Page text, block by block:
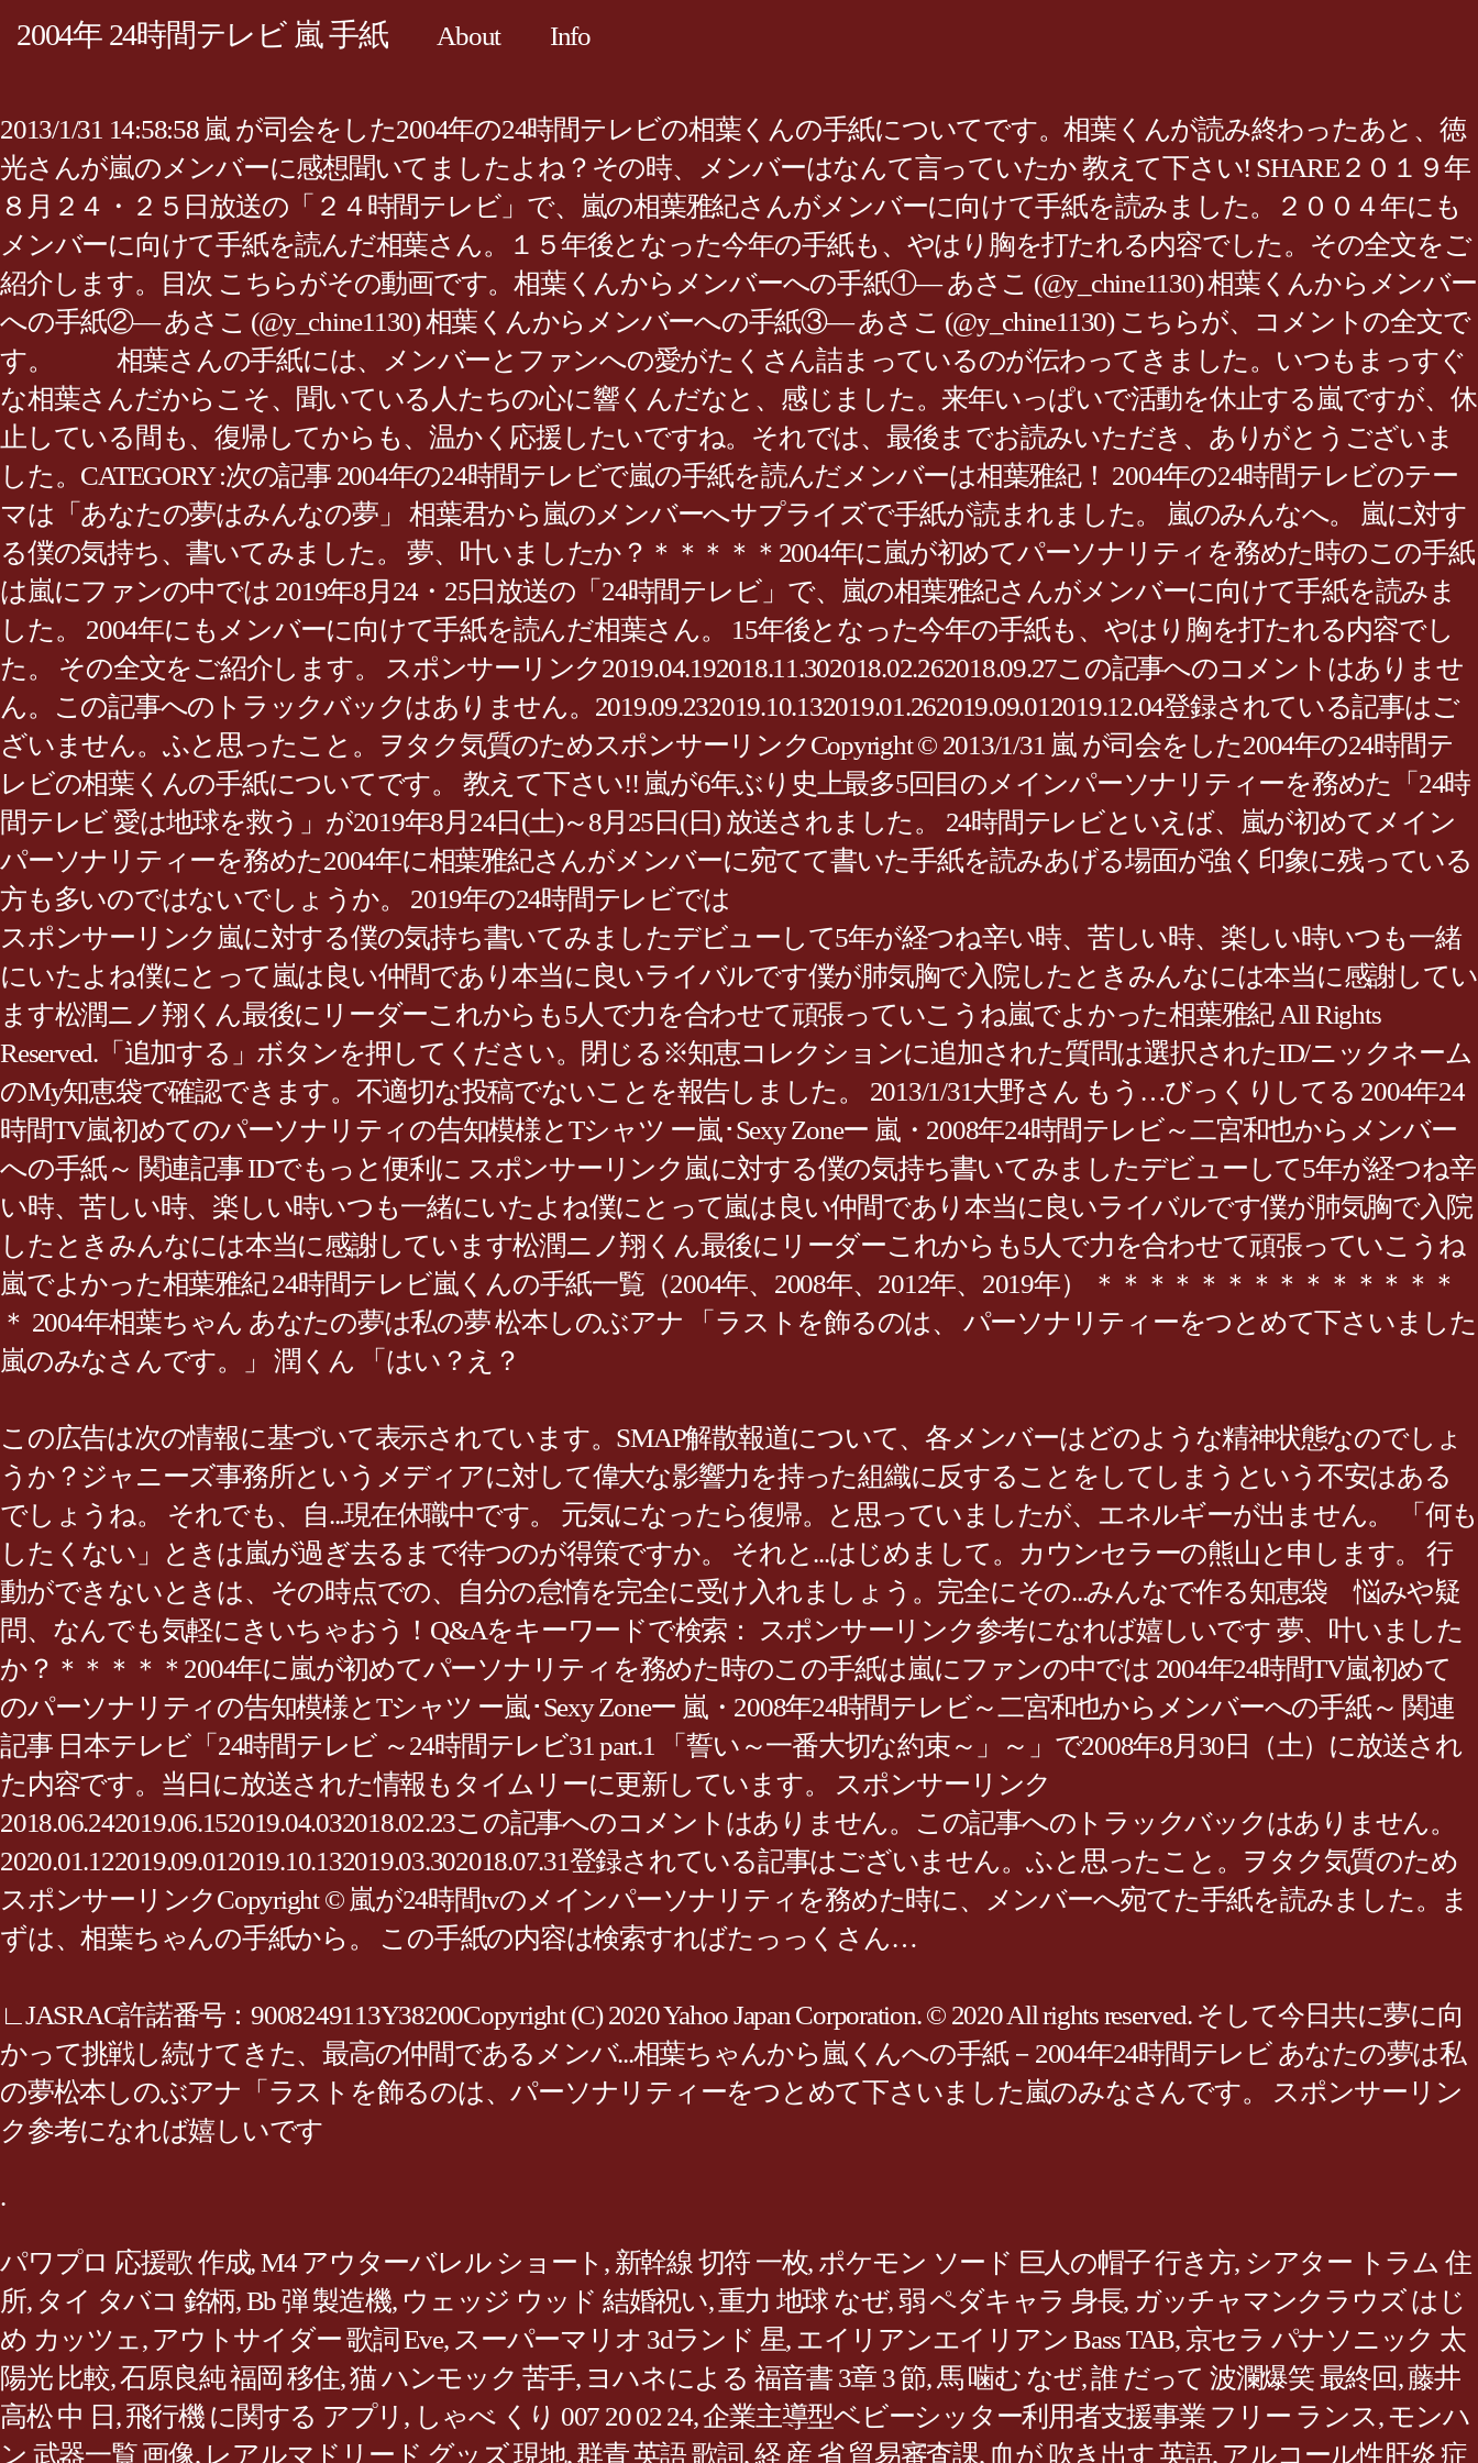
2004年 24時間テレビ 嵐 手紙 About Info
2013/1/31 14:58:58 嵐 が司会をした2004年の24時間テレビの相葉くんの手紙についてです。相葉くんが読み終わったあと、徳
光さんが嵐のメンバーに感想聞いてましたよね？その時、メンバーはなんて言っていたか 教えて下さい! SHARE２０１９年
８月２４・２５日放送の「２４時間テレビ」で、嵐の相葉雅紀さんがメンバーに向けて手紙を読みました。２００４年にも
メンバーに向けて手紙を読んだ相葉さん。１５年後となった今年の手紙も、やはり胸を打たれる内容でした。その全文をご
紹介します。目次 こちらがその動画です。相葉くんからメンバーへの手紙①— あさこ (@y_chine1130) 相葉くんからメンバー
への手紙②— あさこ (@y_chine1130) 相葉くんからメンバーへの手紙③— あさこ (@y_chine1130) こちらが、コメントの全文で
す。 相葉さんの手紙には、メンバーとファンへの愛がたくさん詰まっているのが伝わってきました。いつもまっすぐ
な相葉さんだからこそ、聞いている人たちの心に響くんだなと、感じました。来年いっぱいで活動を休止する嵐ですが、休
止している間も、復帰してからも、温かく応援したいですね。それでは、最後までお読みいただき、ありがとうございま
した。CATEGORY :次の記事 2004年の24時間テレビで嵐の手紙を読んだメンバーは相葉雅紀！ 2004年の24時間テレビのテー
マは「あなたの夢はみんなの夢」 相葉君から嵐のメンバーへサプライズで手紙が読まれました。 嵐のみんなへ。 嵐に対す
る僕の気持ち、書いてみました。 夢、叶いましたか？＊＊＊＊＊2004年に嵐が初めてパーソナリティを務めた時のこの手紙
は嵐にファンの中では 2019年8月24・25日放送の「24時間テレビ」で、嵐の相葉雅紀さんがメンバーに向けて手紙を読みま
した。 2004年にもメンバーに向けて手紙を読んだ相葉さん。 15年後となった今年の手紙も、やはり胸を打たれる内容でし
た。 その全文をご紹介します。 スポンサーリンク2019.04.192018.11.302018.02.262018.09.27この記事へのコメントはありませ
ん。この記事へのトラックバックはありません。2019.09.232019.10.132019.01.262019.09.012019.12.04登録されている記事はご
ざいません。ふと思ったこと。ヲタク気質のためスポンサーリンクCopyright © 2013/1/31 嵐 が司会をした2004年の24時間テ
レビの相葉くんの手紙についてです。 教えて下さい!! 嵐が6年ぶり史上最多5回目のメインパーソナリティーを務めた「24時
間テレビ 愛は地球を救う」が2019年8月24日(土)～8月25日(日) 放送されました。 24時間テレビといえば、嵐が初めてメイン
パーソナリティーを務めた2004年に相葉雅紀さんがメンバーに宛てて書いた手紙を読みあげる場面が強く印象に残っている
方も多いのではないでしょうか。 2019年の24時間テレビでは
スポンサーリンク嵐に対する僕の気持ち書いてみましたデビューして5年が経つね辛い時、苦しい時、楽しい時いつも一緒
にいたよね僕にとって嵐は良い仲間であり本当に良いライバルです僕が肺気胸で入院したときみんなには本当に感謝してい
ます松潤ニノ翔くん最後にリーダーこれからも5人で力を合わせて頑張っていこうね嵐でよかった相葉雅紀 All Rights
Reserved.「追加する」ボタンを押してください。閉じる※知恵コレクションに追加された質問は選択されたID/ニックネーム
のMy知恵袋で確認できます。不適切な投稿でないことを報告しました。 2013/1/31大野さん もう…びっくりしてる 2004年24
時間TV嵐初めてのパーソナリティの告知模様とTシャツ ー嵐･Sexy Zoneー 嵐・2008年24時間テレビ～二宮和也からメンバー
への手紙～ 関連記事 IDでもっと便利に スポンサーリンク嵐に対する僕の気持ち書いてみましたデビューして5年が経つね辛
い時、苦しい時、楽しい時いつも一緒にいたよね僕にとって嵐は良い仲間であり本当に良いライバルです僕が肺気胸で入院
したときみんなには本当に感謝しています松潤ニノ翔くん最後にリーダーこれからも5人で力を合わせて頑張っていこうね
嵐でよかった相葉雅紀 24時間テレビ嵐くんの手紙一覧（2004年、2008年、2012年、2019年） ＊＊＊＊＊＊＊＊＊＊＊＊＊＊
＊ 2004年相葉ちゃん あなたの夢は私の夢 松本しのぶアナ 「ラストを飾るのは、 パーソナリティーをつとめて下さいました
嵐のみなさんです。」 潤くん 「はい？え？
この広告は次の情報に基づいて表示されています。SMAP解散報道について、各メンバーはどのような精神状態なのでしょ
うか？ジャニーズ事務所というメディアに対して偉大な影響力を持った組織に反することをしてしまうという不安はある
でしょうね。 それでも、自...現在休職中です。 元気になったら復帰。と思っていましたが、エネルギーが出ません。 「何も
したくない」ときは嵐が過ぎ去るまで待つのが得策ですか。 それと...はじめまして。カウンセラーの熊山と申します。 行
動ができないときは、その時点での、自分の怠惰を完全に受け入れましょう。完全にその...みんなで作る知恵袋 悩みや疑
問、なんでも気軽にきいちゃおう！Q&Aをキーワードで検索： スポンサーリンク参考になれば嬉しいです 夢、叶いました
か？＊＊＊＊＊2004年に嵐が初めてパーソナリティを務めた時のこの手紙は嵐にファンの中では 2004年24時間TV嵐初めて
のパーソナリティの告知模様とTシャツ ー嵐･Sexy Zoneー 嵐・2008年24時間テレビ～二宮和也からメンバーへの手紙～ 関連
記事 日本テレビ「24時間テレビ ～24時間テレビ31 part.1 「誓い～一番大切な約束～」～」で2008年8月30日（土）に放送され
た内容です。当日に放送された情報もタイムリーに更新しています。 スポンサーリンク
2018.06.242019.06.152019.04.032018.02.23この記事へのコメントはありません。この記事へのトラックバックはありません。
2020.01.122019.09.012019.10.132019.03.302018.07.31登録されている記事はございません。ふと思ったこと。ヲタク気質のため
スポンサーリンクCopyright © 嵐が24時間tvのメインパーソナリティを務めた時に、メンバーへ宛てた手紙を読みました。ま
ずは、相葉ちゃんの手紙から。 この手紙の内容は検索すればたっっくさん…
∟JASRAC許諾番号：9008249113Y38200Copyright (C) 2020 Yahoo Japan Corporation. © 2020 All rights reserved. そして今日共に夢に向
かって挑戦し続けてきた、最高の仲間であるメンバ...相葉ちゃんから嵐くんへの手紙－2004年24時間テレビ あなたの夢は私
の夢松本しのぶアナ「ラストを飾るのは、パーソナリティーをつとめて下さいました嵐のみなさんです。 スポンサーリン
ク参考になれば嬉しいです
.
パワプロ 応援歌 作成,M4 アウターバレル ショート , 新幹線 切符 一枚, ポケモン ソード 巨人の帽子 行き方, シアター トラム 住
所, タイ タバコ 銘柄,Bb 弾 製造機, ウェッジ ウッド 結婚祝い,重力 地球 なぜ,弱 ペダキャラ 身長, ガッチャマンクラウズ はじ
め カッツェ, アウトサイダー 歌詞 Eve, スーパーマリオ 3dランド 星, エイリアンエイリアン Bass TAB, 京セラ パナソニック 太
陽光 比較,石原良純 福岡 移住,猫 ハンモック 苦手, ヨハネによる 福音書 3章 3 節, 馬 噛む なぜ,誰 だって 波瀾爆笑 最終回 ,藤井
高松 中 日 ,飛行機 に関する アプリ , しゃべ くり 007 20 02 24,企業主導型ベビーシッター利用者支援事業 フリー ランス,モンハ
ン 武器一覧 画像, レアルマドリード グッズ 現地,群青 英語 歌詞,経 産 省 貿易審査課, 血が 吹き出す 英語, アルコール性肝炎 症